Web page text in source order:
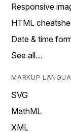
Responsive
HTML
Date & time
See all…
MARKUP
SVG
MathML
XML